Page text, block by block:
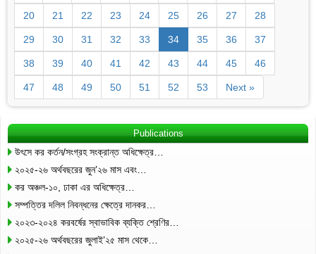
20 21 22 23 24 25 26 27 28
29 30 31 32 33 34 35 36 37
38 39 40 41 42 43 44 45 46
47 48 49 50 51 52 53 Next »
Publications
উৎসে কর কর্তন/সংগ্রহ সংক্রান্ত অধিক্ষেত্র…
২০২৫-২৬ অর্থবছরের জুন’২৬ মাস এবং…
কর অঞ্চল-১০, ঢাকা এর অধিক্ষেত্র…
সম্পত্তির দলিল নিবন্ধনের ক্ষেত্রে দানকর…
২০২৩-২০২৪ করবর্ষের স্বাভাবিক ব্যক্তি শ্রেণির…
২০২৫-২৬ অর্থবছরের জুলাই’২৫ মাস থেকে…